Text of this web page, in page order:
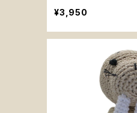
知育玩具 噛むおもちゃ
¥3,950